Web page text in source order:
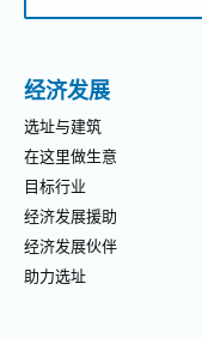
经济发展
选址与建筑
在这里做生意
目标行业
经济发展援助
经济发展伙伴
助力选址